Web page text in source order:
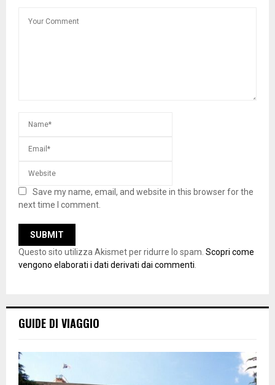
Save my name, email, and website in this browser for the
next time I comment.
Questo sito utilizza Akismet per ridurre lo spam. Scopri come
vengono elaborati i dati derivati dai commenti
GUIDE DI VIAGGIO